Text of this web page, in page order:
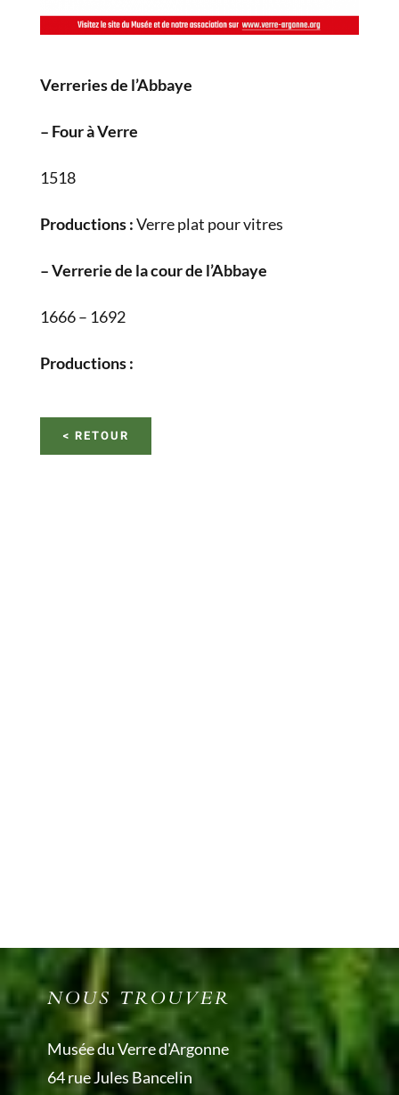
Verreries de l’Abbaye
– Four à Verre
1518
Productions :Verre plat pour vitres
– Verrerie de la cour de l’Abbaye
1666 – 1692
Productions :
< RETOUR
NOUS TROUVER
Musée du Verre d'Argonne
64 rue Jules Bancelin